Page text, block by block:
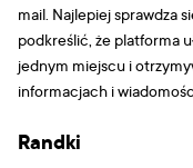
mail. Najlepiej sprawdza
podkreślić, że platforma
jednym miejscu i
informacjach i
Randki